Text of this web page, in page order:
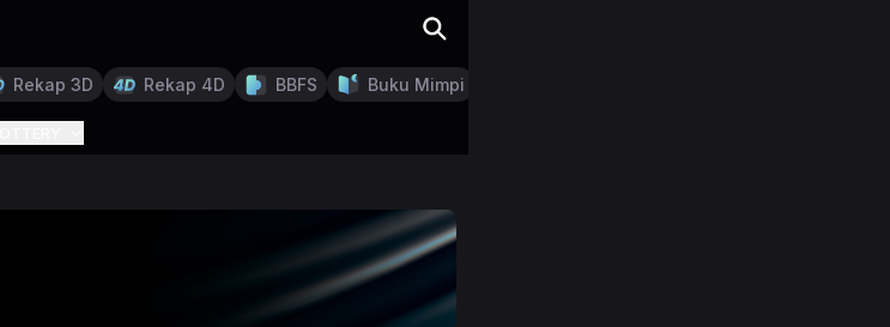
Rekap 3D Rekap 4D BBFS Buku Mimpi